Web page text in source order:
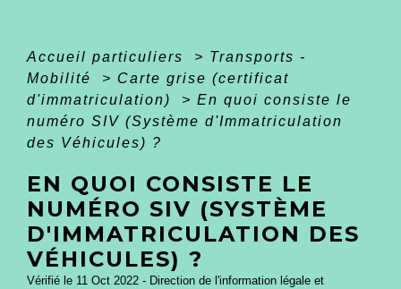
Accueil particuliers > Transports -
Mobilité
> Carte grise (certificat
d'immatriculation)
> En quoi consiste le
numéro SIV (Système d'Immatriculation
des Véhicules) ?
EN QUOI CONSISTE LE
NUMÉRO SIV (SYSTÈME
D'IMMATRICULATION DES
VÉHICULES) ?
Vérifié le 11 Oct 2022 - Direction de l'information légale et